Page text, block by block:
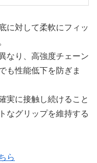
に対して柔軟にフィッ
なり、高強度チェーン
も性能低下を防ぎま
実に接触し続けること
なグリップを維持する
ら